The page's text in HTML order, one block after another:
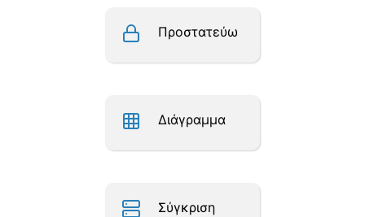
Προστατεύω
Διάγραμμα
Σύγκριση